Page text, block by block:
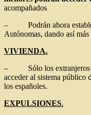
acompañados
– Podrán ahora
Autónomas, dando así
VIVIENDA.
– Sólo los extranjeros
acceder al sistema público
los españoles.
EXPULSIONES.